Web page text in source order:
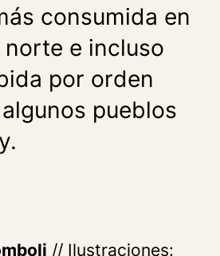
consumida en
e incluso
por orden
pueblos
// Ilustraciones: